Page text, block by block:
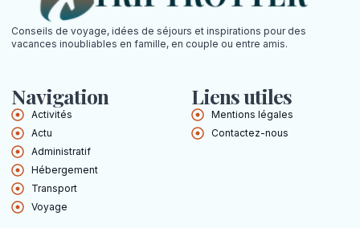
Conseils de voyage, idées de séjours et inspirations pour des
vacances inoubliables en famille, en couple ou entre amis.
Navigation
Activités
Actu
Administratif
Hébergement
Transport
Voyage
Liens utiles
Mentions légales
Contactez-nous